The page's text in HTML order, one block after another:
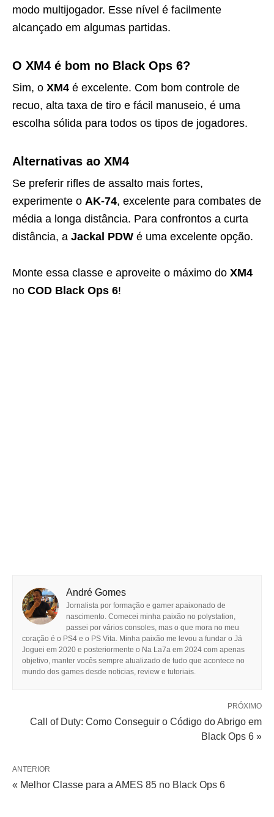
modo multijogador. Esse nível é facilmente
alcançado em algumas partidas.
O XM4 é bom no Black Ops 6?
Sim, o XM4 é excelente. Com bom controle de
recuo, alta taxa de tiro e fácil manuseio, é uma
escolha sólida para todos os tipos de jogadores.
Alternativas ao XM4
Se preferir rifles de assalto mais fortes,
experimente o AK-74, excelente para combates de
média a longa distância. Para confrontos a curta
distância, a Jackal PDW é uma excelente opção.
Monte essa classe e aproveite o máximo do XM4
no COD Black Ops 6!
André Gomes
Jornalista por formação e gamer apaixonado de
nascimento. Comecei minha paixão no polystation,
passei por vários consoles, mas o que mora no meu
coração é o PS4 e o PS Vita. Minha paixão me levou a fundar o Já
Joguei em 2020 e posteriormente o Na La7a em 2024 com apenas
objetivo, manter vocês sempre atualizado de tudo que acontece no
mundo dos games desde noticias, review e tutoriais.
PRÓXIMO
Call of Duty: Como Conseguir o Código do Abrigo em
Black Ops 6 »
ANTERIOR
« Melhor Classe para a AMES 85 no Black Ops 6